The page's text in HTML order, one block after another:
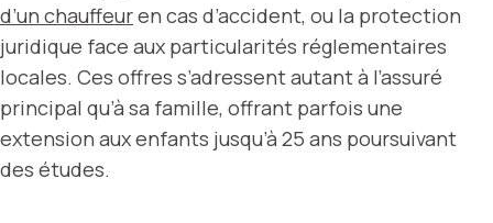
d’un chauffeuren cas d’accident, ou la protection
juridique face aux particularités réglementaires
locales. Ces offres s’adressent autant à l’assuré
principal qu’à sa famille, offrant parfois une
extension aux enfants jusqu’à 25 ans poursuivant
des études.